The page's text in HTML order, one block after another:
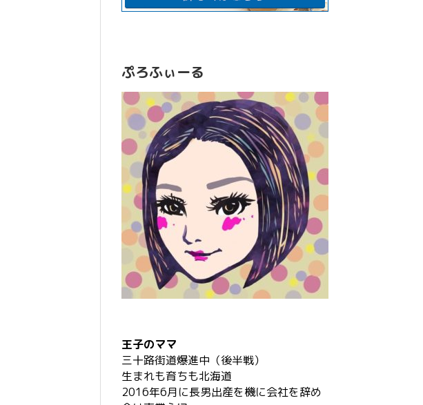
ぷろふぃーる
王子のママ
三十路街道爆進中（後半戦）
生まれも育ちも北海道
2016年6月に長男出産を機に会社を辞め